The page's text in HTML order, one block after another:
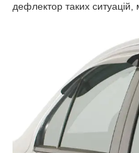
дефлектор таких ситуацій,